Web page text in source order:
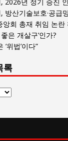
방산기술보호·공급
앙회 총재 취임 논란
은 개살구’인가?
위법’이다”
록